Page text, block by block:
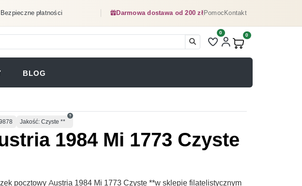
Bezpieczne płatności Darmowa dostawa od 200 złPomocKontakt
Liczba pozycji na liście
0
Produkty w koszyku:
0
BLOG
Jakość: Czyste **
1984 Mi 1773 Czyste
pocztowy Austria 1984 Mi 1773 Czyste **w sklepie filatelistycznym